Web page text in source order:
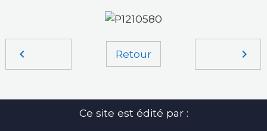
Retour
Ce site est édité par :